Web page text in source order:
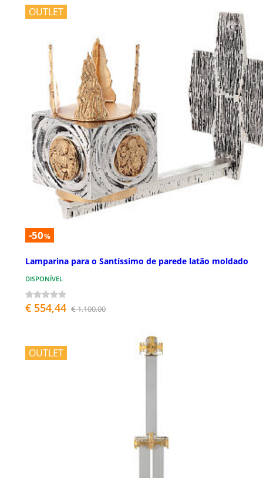
OUTLET
-50%
Lamparina para o Santíssimo de parede latão moldado
DISPONÍVEL
€ 554,44 € 1.100,00
OUTLET